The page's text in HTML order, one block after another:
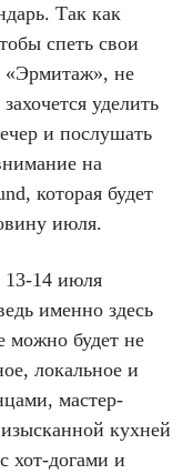
Так как
спеть свои
«Эрмитаж», не
уделить
и послушать
на
которая будет
июля.
13-14 июля
именно здесь
можно будет не
локальное и
мастер-
кухней
хот-догами и